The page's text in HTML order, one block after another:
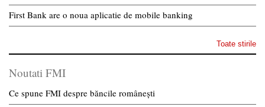
First Bank are o noua aplicatie de mobile banking
Toate stirile
Noutati FMI
Ce spune FMI despre băncile românești